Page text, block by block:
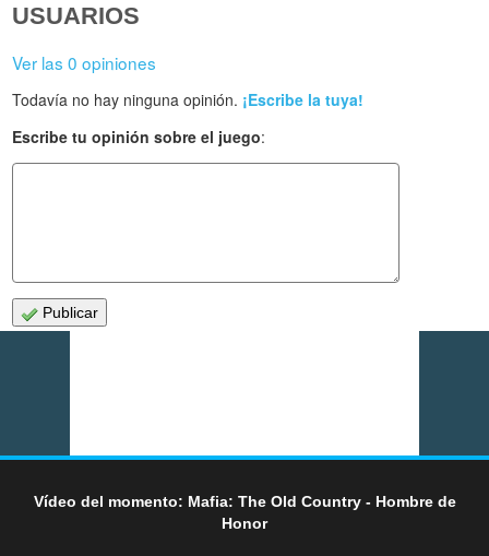
USUARIOS
Ver las 0 opiniones
Todavía no hay ninguna opinión. ¡Escribe la tuya!
Escribe tu opinión sobre el juego:
Publicar
Vídeo del momento: Mafia: The Old Country - Hombre de
Honor